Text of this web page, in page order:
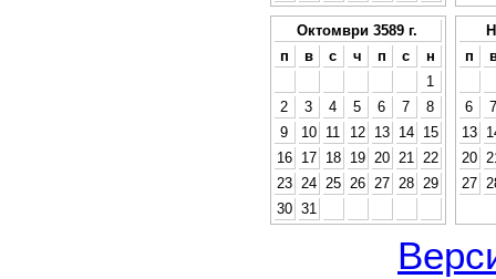
Октомври 3589 г.
п
в с ч п с
н
1
2
3 4 5 6 7
8
9
10 11 12 13 14
15
16
17 18 19 20 21
22
23
24 25 26 27 28
29
30 31
п
6
7
13
20
27